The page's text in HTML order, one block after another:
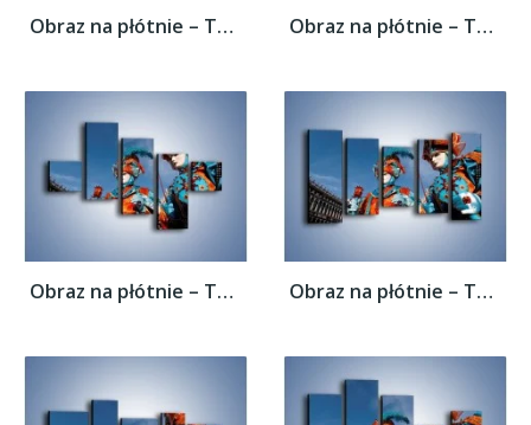
Obraz na płótnie – Tajemnicze postacie w... Obraz na płótnie – Tajemnicze postacie w...
Obraz na płótnie – Tajemnicze postacie w... Obraz na płótnie – Tajemnicze postacie w...